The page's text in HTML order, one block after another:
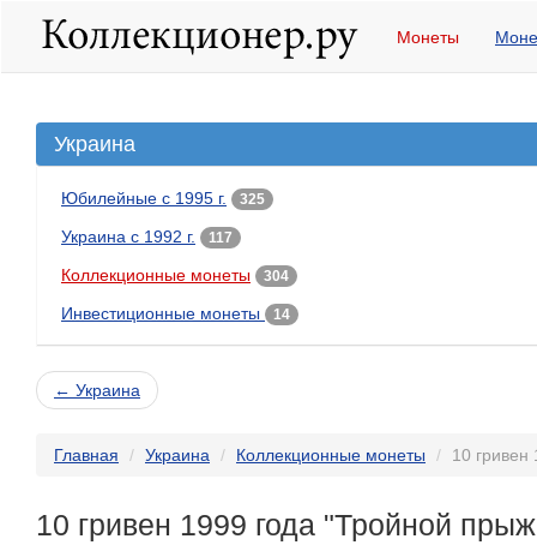
Монеты
Украина
Юбилейные с 1995 г. 325
Украина с 1992 г. 117
Коллекционные монеты 304
Инвестиционные монеты 14
← Украина
Главная Украина Коллекционные монеты 10 гривен
10 гривен 1999 года "Тройной